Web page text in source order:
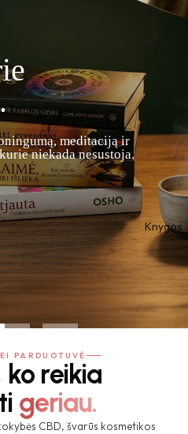
Knygos
meditaciją ir
niekada nesustoja.
PARDUOTUVĖ
ko reikia
geriau.
CBD, švarūs kosmetikos